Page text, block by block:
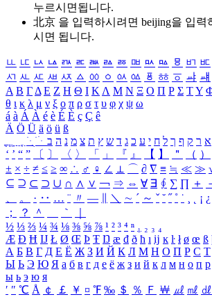
누르시면됩니다.
北京 을 입력하시려면 beijing을 입력
시면 됩니다.
ㅥ ㅦ ㅧ ㅨ ㅩ ㅪ ㅫ ㅬ ㅭ ㅮ ㅯ ㅰ ㅱ ㅲ ㅳ
ㅺ ㅻ ㅼ ㅽ ㅾ ㅿ ㆀ ㆁ ㆂ ㆃ ㆄ ㆅ ㆆ ㆇ ㆈ
Α Β ΓΔ Ε Ζ Η Θ Ι ΚΛ Μ Ν Ξ Ο Π Ρ Σ ΤΥ
θ ι κ λ μ ν ξ ο π ρ σ τ υ φ χ ψ ω
á à Á À é è É È ç Ç ê
Ä Ö Ü ä ö ü ß
ִֶֹ ֻּ ׁׂ א ר ק ף ך ל ח י ע כ ג ד ש ץ ת צ מ נ ה ב
‘ ’ “ ” 〔 〕 〈 〉 「 」 『 』 【 】 ＂ （ ）
± × ÷ ≠ ≤ ≥ ∞ ∴ ♂ ♀ ∠ ⊥ ⌒ ∂ ∇ ≡ ≒ ≪ ≫
⊆ ⊇ ⊂ ⊃ ∪ ∩ ∧ ∨ ￢ ⇒ ⇔ ∀ ∃ ∮ ∑ ∏ ＋
、
。 · ‥ … ¨ 〃 ― ＼ ∼ ´ ～ ˇ ˘ ˝ ˚ ˙ ¸ ¡ ¿
；
？ ＾ ｀
½ ⅓ ⅔ ¼ ¾ ⅛ ⅜ ⅝ ⅞ ¹ ² ³ ⁴ ⁿ ₁ ₂ ₃ ₄
Æ Ð Ħ Ĳ Ł Ø Œ Þ Ŧ Ŋ æ đ ð ħ ı ĳ ĸ ŀ ł ø œ ß
А Б В Г Д Е Ё Ж З И Й К Л М Н О П Р С Т
Ы Ь Э Ю Я а б в г д е ё ж з и й к л м н о п р
ы ь э ю я
′ ″ ℃ Å ￠ ￡ ￥ ¤ ℉ ‰ ＄ ％ Ｆ ￦ ㎕ ㎖ ㎗